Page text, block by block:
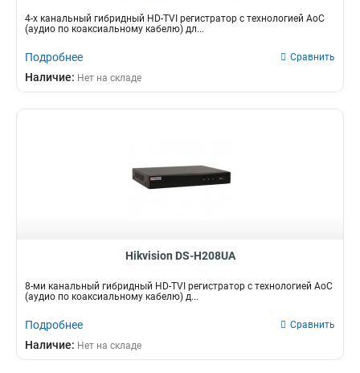
4-х канальный гибридный HD-TVI регистратор c технологией AoC
(аудио по коаксиальному кабелю) дл...
Подробнее Сравнить
Наличие: Нет на складе
Hikvision DS-H208UA
8-ми канальный гибридный HD-TVI регистратор c технологией AoC
(аудио по коаксиальному кабелю) д...
Подробнее Сравнить
Наличие: Нет на складе